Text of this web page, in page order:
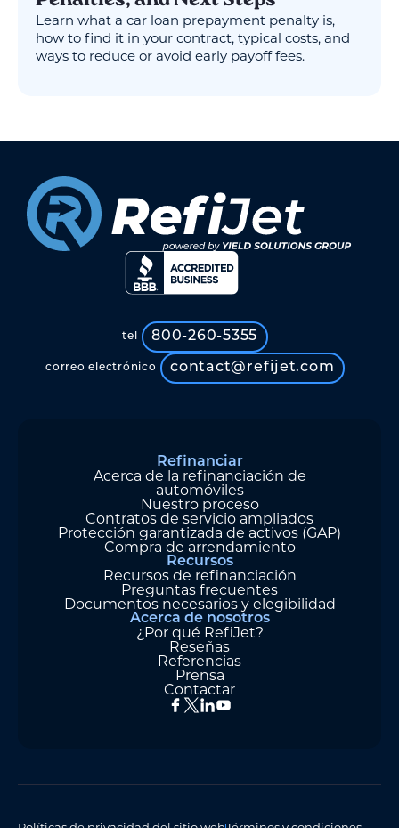
Learn what a car loan prepayment penalty is,
how to find it in your contract, typical costs, and
ways to reduce or avoid early payoff fees.
tel 800-260-5355
correo electrónico contact@refijet.com
Refinanciar
Acerca de la refinanciación de
automóviles
Nuestro proceso
Contratos de servicio ampliados
Protección garantizada de activos (GAP)
Compra de arrendamiento
Recursos
Recursos de refinanciación
Preguntas frecuentes
Documentos necesarios y elegibilidad
Acerca de nosotros
¿Por qué RefiJet?
Reseñas
Referencias
Prensa
Contactar